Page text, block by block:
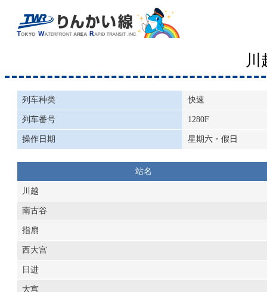
川
列车种类 快速
列车番号 1280F
操作日期 星期六・假日
站名
川越
南古谷
指扇
西大宫
日进
大宫